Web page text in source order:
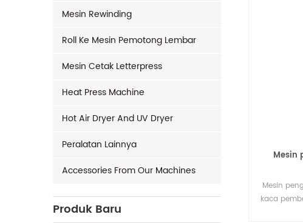
Mesin Rewinding
Roll Ke Mesin Pemotong Lembar
Mesin Cetak Letterpress
Heat Press Machine
Hot Air Dryer And UV Dryer
Peralatan Lainnya
Accessories From Our Machines
Produk Baru
Mesin
Mesin
kaca